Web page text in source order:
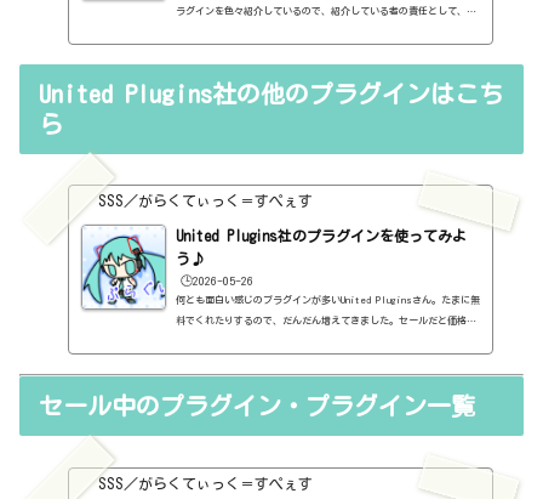
ラグインを色々紹介しているので、紹介している者の責任として、有
ンの中には、なぜ、これが無料なんだろう？と驚くような性能のもの
もの...
United Plugins社の他のプラグインはこち
ら
SSS／がらくてぃっく＝すぺぇす
United Plugins社のプラグインを使ってみよ
う♪
🕒️2026-05-26
何とも面白い感じのプラグインが多いUnited Pluginsさん。たまに無
料でくれたりするので、だんだん増えてきました。セールだと価格も
c%90%ef%bc%96%ef%bc%8e%e6%9c%89%e6%96%99%e3%83%97%e3%83%
セール中のプラグイン・プラグイン一覧
SSS／がらくてぃっく＝すぺぇす